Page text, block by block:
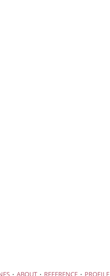
· ABOUT · REFERENCE · PROFILE